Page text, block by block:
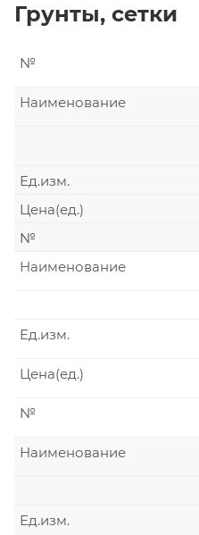
Грунты, сетки
№
Наименование
Ед.изм.
Цена(ед.)
№
Наименование
Ед.изм.
Цена(ед.)
№
Наименование
Ед.изм.